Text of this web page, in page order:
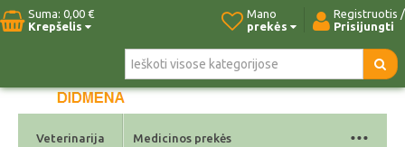
Suma: 0,00 €
Krepšelis
Registruotis /
Prisijungti
Mano
prekės
Pradžia Naujos prekės Kontaktai
Veterinarija Medicinos prekės ...